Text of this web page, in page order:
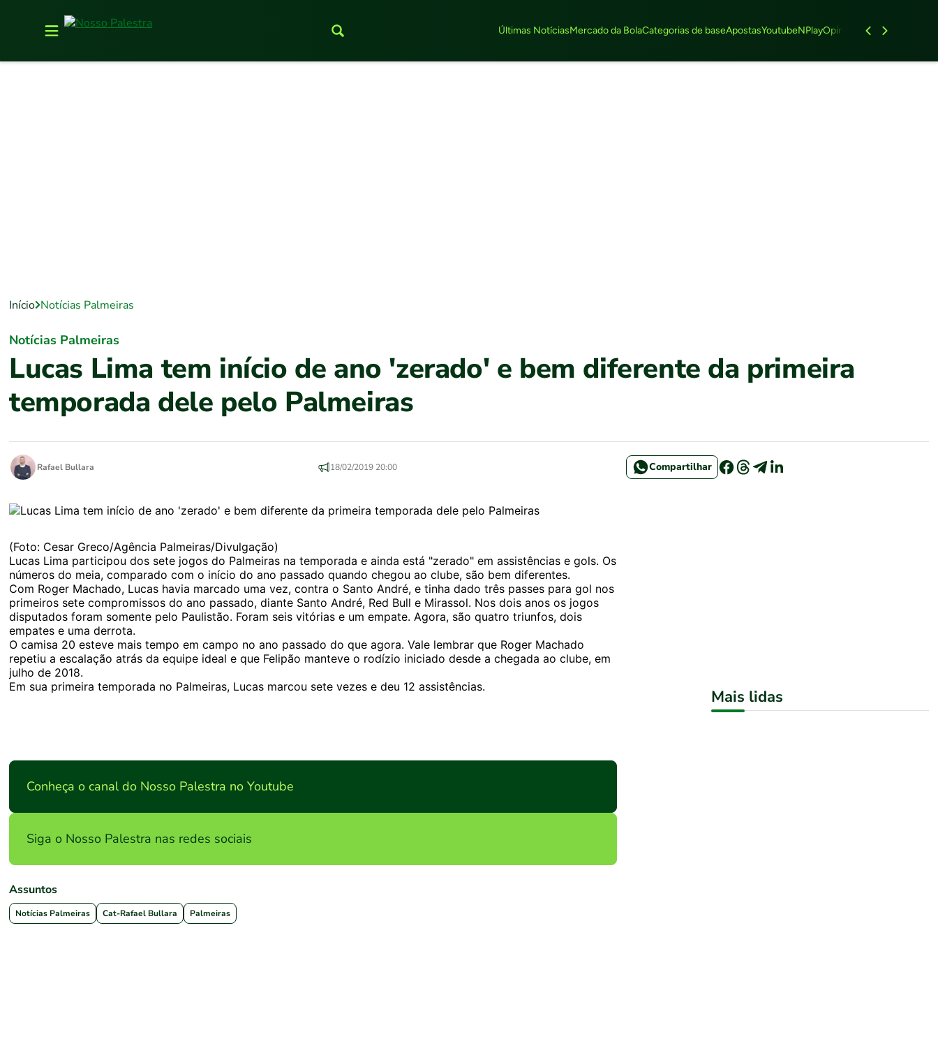
Últimas NotíciasMercado da BolaCategorias de baseApostasYoutubeNPlayOpinião Feminino
Início Notícias Palmeiras
Notícias Palmeiras
Lucas Lima tem início de ano 'zerado' e bem diferente da primeira
temporada dele pelo Palmeiras
Rafael Bullara 18/02/2019 20:00 Compartilhar
(Foto: Cesar Greco/Agência Palmeiras/Divulgação)
Lucas Lima participou dos sete jogos do Palmeiras na temporada e ainda está "zerado" em assistências e gols. Os
números do meia, comparado com o início do ano passado quando chegou ao clube, são bem diferentes.
Com Roger Machado, Lucas havia marcado uma vez, contra o Santo André, e tinha dado três passes para gol nos
primeiros sete compromissos do ano passado, diante Santo André, Red Bull e Mirassol. Nos dois anos os jogos
disputados foram somente pelo Paulistão. Foram seis vitórias e um empate. Agora, são quatro triunfos, dois
empates e uma derrota.
O camisa 20 esteve mais tempo em campo no ano passado do que agora. Vale lembrar que Roger Machado
repetiu a escalação atrás da equipe ideal e que Felipão manteve o rodízio iniciado desde a chegada ao clube, em
julho de 2018.
Em sua primeira temporada no Palmeiras, Lucas marcou sete vezes e deu 12 assistências.
Conheça o canal do Nosso Palestra no Youtube
Siga o Nosso Palestra nas redes sociais
Assuntos
Notícias Palmeiras Cat-Rafael Bullara Palmeiras
Mais lidas